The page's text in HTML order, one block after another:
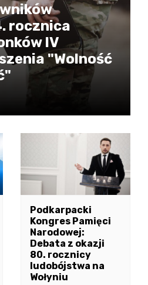
rocznica
IV
"Wolność
Podkarpacki
Kongres Pamięci
Narodowej:
Debata z okazji
80. rocznicy
ludobójstwa na
Wołyniu